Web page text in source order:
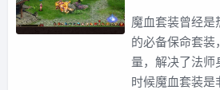
魔血套装曾经是
的必备保命套装
量，解决了法师
时候魔血套装是